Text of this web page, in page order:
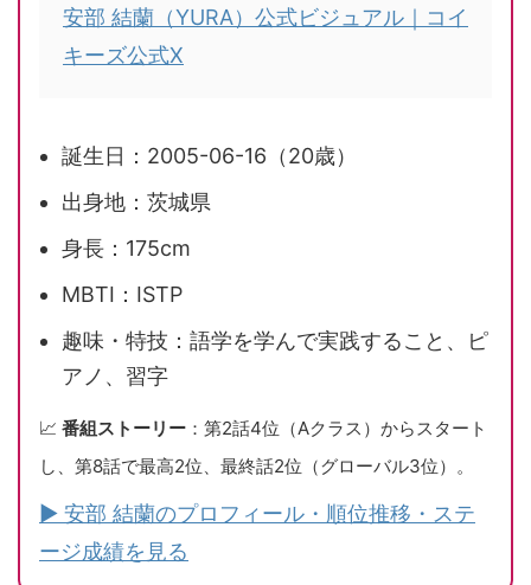
安部 結蘭（YURA）公式ビジュアル｜コイ
キーズ公式X
誕生日：2005-06-16（20歳）
出身地：茨城県
身長：175cm
MBTI：ISTP
趣味・特技：語学を学んで実践すること、ピ
アノ、習字
📈 番組ストーリー ：第2話4位（Aクラス）からスタート
し、第8話で最高2位、最終話2位（グローバル3位）。
▶ 安部 結蘭のプロフィール・順位推移・ステ
ージ成績を見る